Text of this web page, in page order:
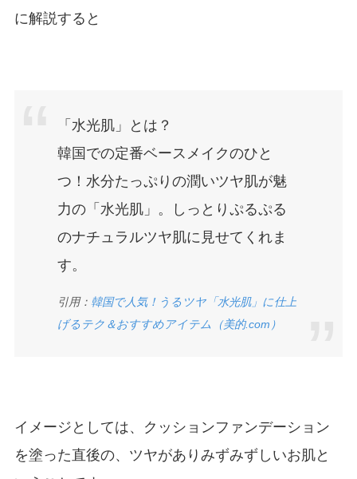
に解説すると
「水光肌」とは？
韓国での定番ベースメイクのひと
つ！水分たっぷりの潤いツヤ肌が魅
力の「水光肌」。しっとりぷるぷる
のナチュラルツヤ肌に見せてくれま
す。
引用： 韓国で人気！うるツヤ「水光肌」に仕上
げるテク＆おすすめアイテム（美的.com）
イメージとしては、クッションファンデーション
を塗った直後の、ツヤがありみずみずしいお肌と